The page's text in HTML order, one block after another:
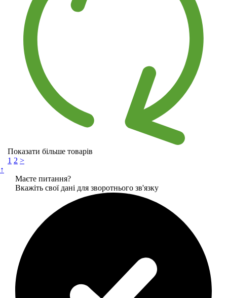
Показати більше товарів
1 2 >
↑
Маєте питання?
Вкажіть свої дані для зворотнього зв'язку